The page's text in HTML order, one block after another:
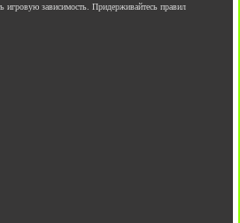
игровую зависимость. Придерживайтесь правил